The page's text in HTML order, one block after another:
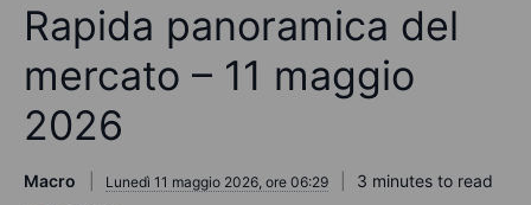
Rapida panoramica del
mercato – 11 maggio
2026
Macro Lunedì 11 maggio 2026, ore 06:29
3 minutes to read